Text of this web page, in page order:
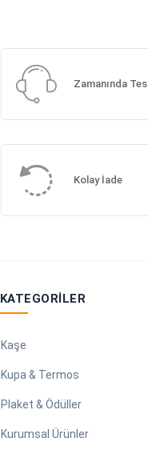
Zamanında
Kolay İade
KATEGORILER
Kaşe
Kupa & Termos
Plaket & Ödüller
Kurumsal Ürünler